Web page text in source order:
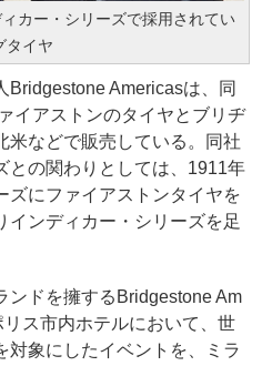
カー・シリーズで採用されてい
タイヤ
Americasは、同
イアストンのタイヤとブリヂ
米などで販売している。同社
との関わりとしては、1911年
ズにファイアストンタイヤを
インディカー・シリーズを足
ドを擁するBridgestone Am
ス市内ホテルにおいて、世
対象にしたイベントを、ミラ